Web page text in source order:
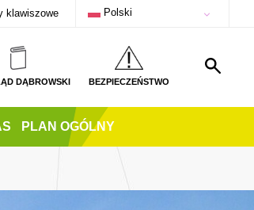
klawiszowe Polski
DĄBROWSKI BEZPIECZEŃSTWO
PLAN OGÓLNY